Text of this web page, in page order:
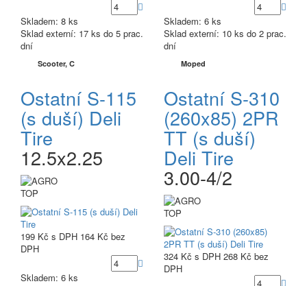
Skladem: 8 ks
Sklad externí: 17 ks do 5 prac.
dní
Scooter, C
Skladem: 6 ks
Sklad externí: 10 ks do 2 prac.
dní
Moped
Ostatní S-115
(s duší) Deli
Tire
12.5x2.25
TOP
199 Kč s DPH 164 Kč bez
DPH
Skladem: 6 ks
Ostatní S-310
(260x85) 2PR
TT (s duší)
Deli Tire
3.00-4/2
TOP
324 Kč s DPH 268 Kč bez
DPH